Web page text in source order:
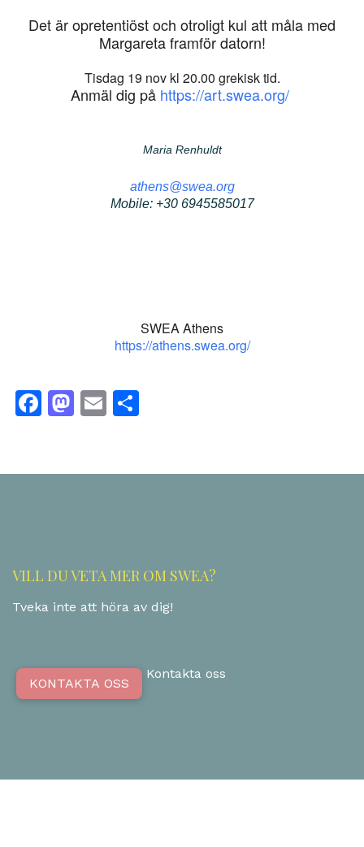
Det är opretentiöst och otroligt kul att måla med
Margareta framför datorn!
Tisdag 19 nov kl 20.00 grekisk tid.
Anmäl dig på https://art.swea.org/
Maria Renhuldt
athens@swea.org
Mobile: +30 6945585017
SWEA Athens
https://athens.swea.org/
Facebook
Mastodon
Email
VILL DU VETA MER OM SWEA?
Tveka inte att höra av dig!
KONTAKTA OSS
Kontakta oss